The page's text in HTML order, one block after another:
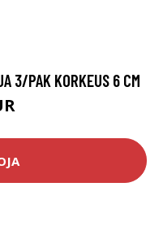
3/PAK KORKEUS 6 CM